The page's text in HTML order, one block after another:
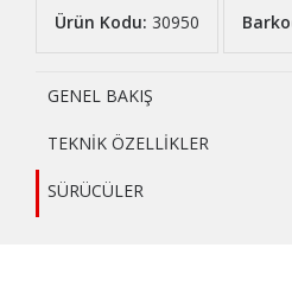
Ürün Kodu: 30950
GENEL BAKIŞ
TEKNİK ÖZELLİKLER
SÜRÜCÜLER